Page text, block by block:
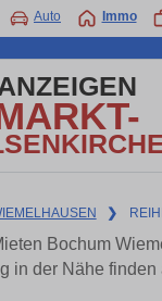
Auto Immo
❯
Bochum
in der Nähe finden